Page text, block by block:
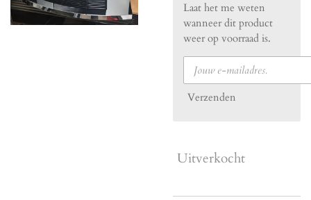
Laat het me weten
wanneer dit product
weer op voorraad is.
Verzenden
Uitverkocht